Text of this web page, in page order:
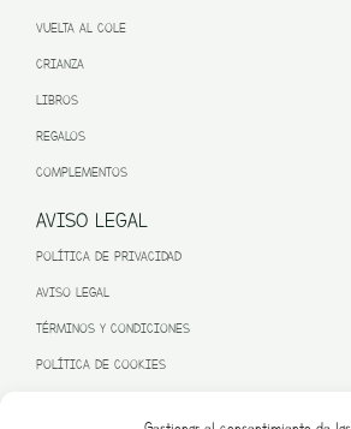
VUELTA AL COLE
CRIANZA
LIBROS
REGALOS
COMPLEMENTOS
AVISO LEGAL
POLÍTICA DE PRIVACIDAD
AVISO LEGAL
TÉRMINOS Y CONDICIONES
POLÍTICA DE COOKIES